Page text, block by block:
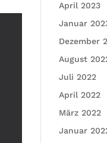
April 2023
Januar
Dezember
August
Juli 2022
April 2022
März 2022
Januar